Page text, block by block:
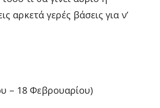
αρκετά γερές βάσεις για ν’
– 18 Φεβρουαρίου)